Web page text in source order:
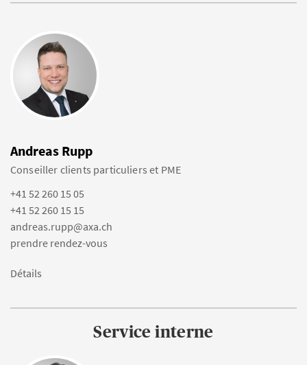
Andreas Rupp
Conseiller clients particuliers et PME
+41 52 260 15 05
+41 52 260 15 15
andreas.rupp@axa.ch
prendre rendez-vous
Détails
Service interne